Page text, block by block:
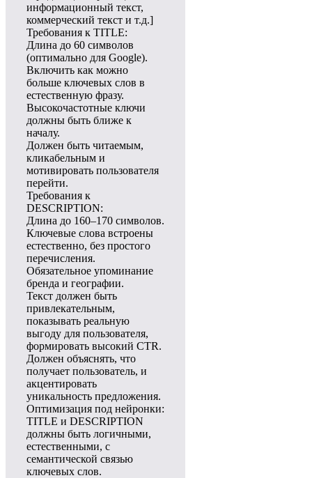
информационный текст,
коммерческий текст и т.д.]
Требования к TITLE:
Длина до 60 символов
(оптимально для Google).
Включить как можно
больше ключевых слов в
естественную фразу.
Высокочастотные ключи
должны быть ближе к
началу.
Должен быть читаемым,
кликабельным и
мотивировать пользователя
перейти.
Требования к
DESCRIPTION:
Длина до 160–170 символов.
Ключевые слова встроены
естественно, без простого
перечисления.
Обязательное упоминание
бренда и географии.
Текст должен быть
привлекательным,
показывать реальную
выгоду для пользователя,
формировать высокий CTR.
Должен объяснять, что
получает пользователь, и
акцентировать
уникальность предложения.
Оптимизация под нейронки:
TITLE и DESCRIPTION
должны быть логичными,
естественными, с
семантической связью
ключевых слов.